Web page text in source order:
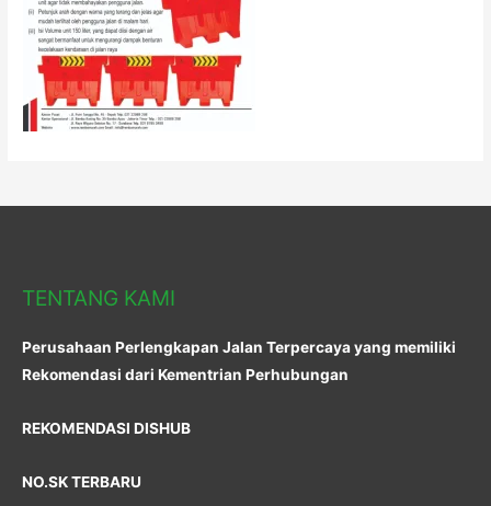
TENTANG KAMI
Perusahaan Perlengkapan Jalan Terpercaya yang memiliki
Rekomendasi dari Kementrian Perhubungan
REKOMENDASI DISHUB
NO.SK TERBARU